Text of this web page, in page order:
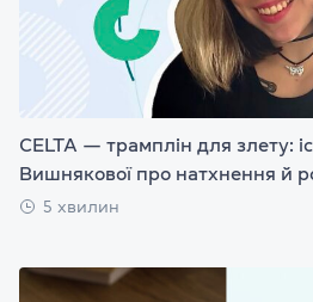
CELTA — трамплін для злету:
Вишнякової про натхнення й
5 хвилин